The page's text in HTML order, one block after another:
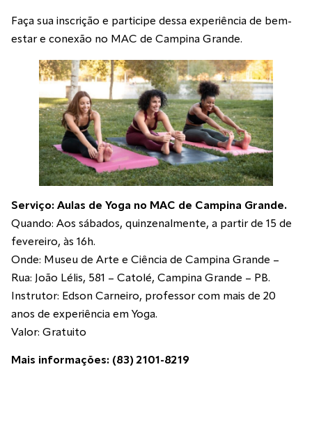
Faça sua inscrição e participe dessa experiência de bem-
estar e conexão no MAC de Campina Grande.
Serviço: Aulas de Yoga no MAC de Campina Grande.
Quando: Aos sábados, quinzenalmente, a partir de 15 de
fevereiro, às 16h.
Onde: Museu de Arte e Ciência de Campina Grande –
Rua: João Lélis, 581 – Catolé, Campina Grande – PB.
Instrutor: Edson Carneiro, professor com mais de 20
anos de experiência em Yoga.
Valor: Gratuito
Mais informações: (83) 2101-8219